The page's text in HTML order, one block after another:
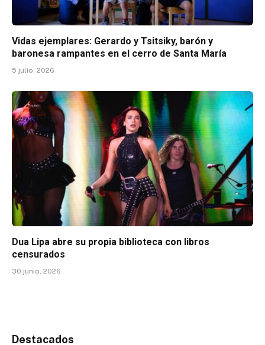
Vidas ejemplares: Gerardo y Tsitsiky, barón y
baronesa rampantes en el cerro de Santa María
5 julio, 2026
Dua Lipa abre su propia biblioteca con libros
censurados
30 junio, 2026
Destacados